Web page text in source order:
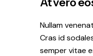
Nullam
Cras id
semper vitae